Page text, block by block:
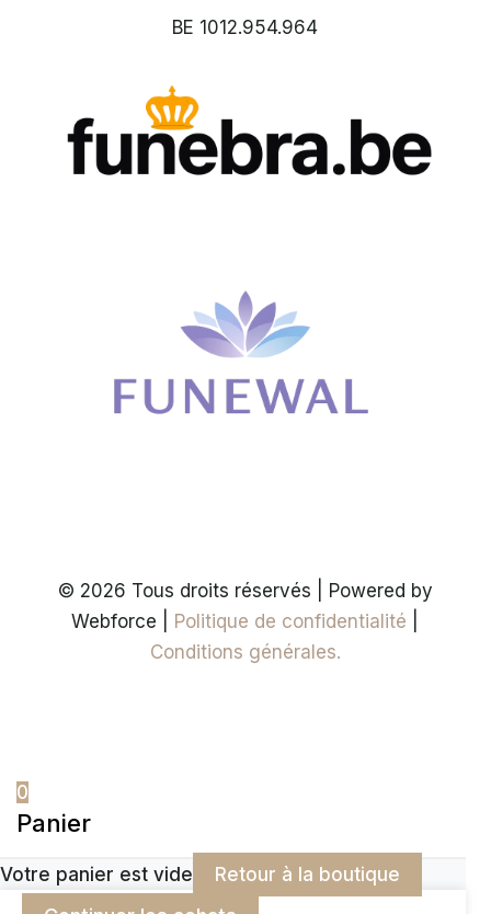
BE 1012.954.964
© 2026 Tous droits réservés | Powered by
Webforce | Politique de confidentialité
Conditions générales.
0
Panier
Votre panier est vide Retour à la boutique